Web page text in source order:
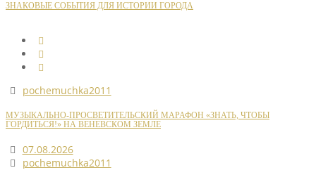
ЗНАКОВЫЕ СОБЫТИЯ ДЛЯ ИСТОРИИ ГОРОДА
pochemuchka2011
МУЗЫКАЛЬНО-ПРОСВЕТИТЕЛЬСКИЙ МАРАФОН «ЗНАТЬ, ЧТОБЫ
ГОРДИТЬСЯ!» НА ВЕНЕВСКОМ ЗЕМЛЕ
07.08.2026
pochemuchka2011